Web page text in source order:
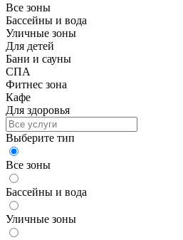
Все зоны
Бассейны и вода
Уличные зоны
Для детей
Бани и сауны
СПА
Фитнес зона
Кафе
Для здоровья
Выберите тип
Все зоны
Бассейны и вода
Уличные зоны